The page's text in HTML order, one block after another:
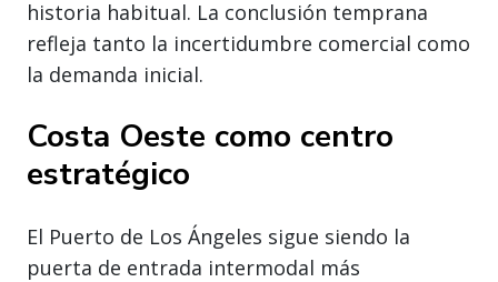
historia habitual. La conclusión temprana
refleja tanto la incertidumbre comercial como
la demanda inicial.
Costa Oeste como centro
estratégico
El Puerto de Los Ángeles sigue siendo la
puerta de entrada intermodal más